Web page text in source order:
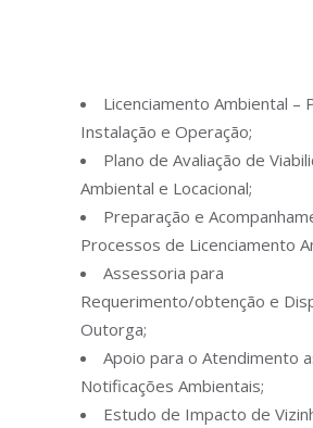
Licenciamento Ambiental –
Instalação e Operação;
Plano de Avaliação de
Ambiental e Locacional;
Preparação e
Processos de Licenciamento
Assessoria para
Requerimento/obtenção e
Outorga;
Apoio para o Atendimento
Notificações Ambientais;
Estudo de Impacto de